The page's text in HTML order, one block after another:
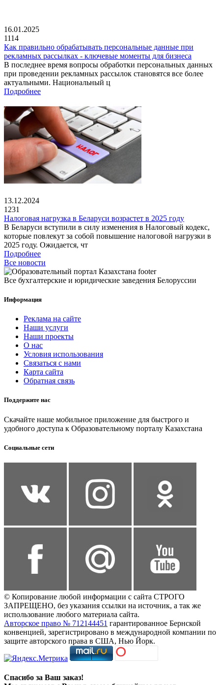
16.01.2025
1114
Как правильно обрабатывать персональные данные при
рекламных рассылках - ключевые моменты для бизнеса
В последнее время вопросы обработки персональных данных
при проведении рекламных рассылок становятся все более
актуальными. Национальный ц
Подробнее
13.12.2024
1231
Налоговая нагрузка в Беларуси возрастет в 2025 году
В Беларуси вступили в силу изменения в Налоговый кодекс,
которые повлекут за собой повышение налоговой нагрузки в
2025 году. Ожидается, чт
Подробнее
Все новости
Все бухгалтерские и юридические заведения Белоруссии
Информация
Реклама на сайте
Наши услуги
Наши проекты
О нас
Условия использования
Связаться с нами
Карта сайта
Обратная связь
Поддержите нас
Скачайте наше мобильное приложение для быстрого и
удобного доступа к Образовательному порталу Казахстана
Социальные сети
© Копирование любой информации с сайта СТРОГО
ЗАПРЕЩЕНО, без указания ссылки на источник, а так же
использование любого материала сайта.
Авторское право № 712144451 гарантированное Бернской
конвенцией, зарегистрировано в международной компании по
защите авторского права в США, Нью Йорк.
Спасибо за Ваш заказ!